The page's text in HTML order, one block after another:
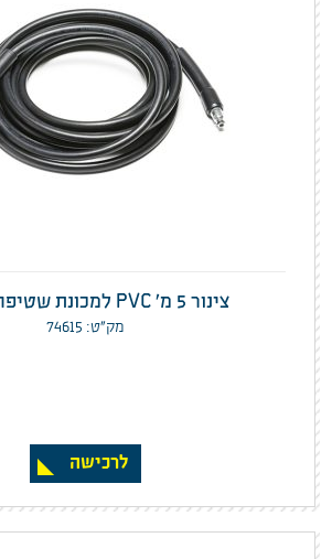
צינור 5 מ' PVC למכונת שטיפה S-100
מק”ט: 74615
לרכישה